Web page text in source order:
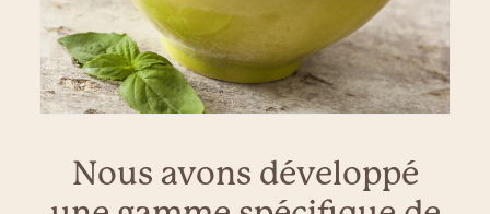
Nous avons développé